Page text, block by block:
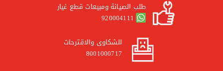
طلب الصيانة ومبيعات قطع غيار
920004111
للشكاوى والاقترحات
8001000717